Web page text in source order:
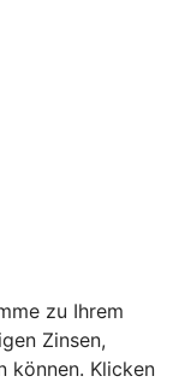
zu Ihrem
Zinsen,
können. Klicken